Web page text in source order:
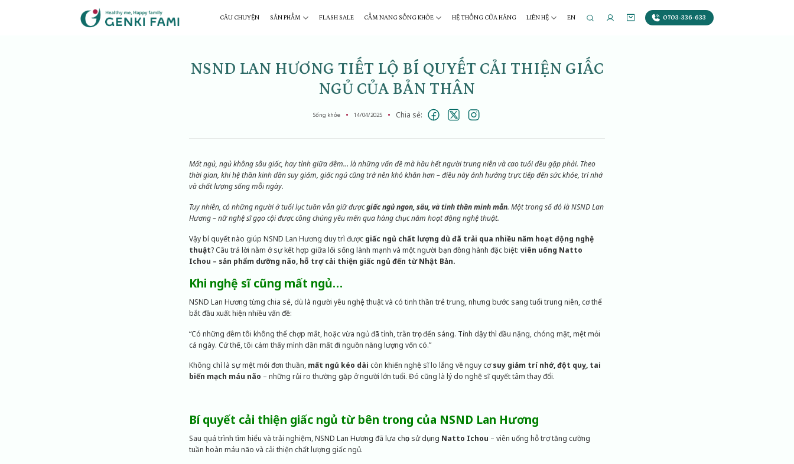
CÂU CHUYỆN SẢN PHẨM FLASH SALE CẨM NANG SỐNG KHỎE HỆ THỐNG CỬA HÀNG LIÊN HỆ EN 0703-336-633
NSND LAN HƯƠNG TIẾT LỘ BÍ QUYẾT CẢI THIỆN GIẤC
NGỦ CỦA BẢN THÂN
Sống khỏe 14/04/2025 Chia sẻ:
Mất ngủ, ngủ không sâu giấc, hay tỉnh giữa đêm… là những vấn đề mà hầu hết người trung niên và cao tuổi đều gặp phải. Theo
thời gian, khi hệ thần kinh dần suy giảm, giấc ngủ cũng trở nên khó khăn hơn – điều này ảnh hưởng trực tiếp đến sức khỏe, trí nhớ
và chất lượng sống mỗi ngày.
Tuy nhiên, có những người ở tuổi lục tuần vẫn giữ đượcgiấc ngủ ngon, sâu, và tinh thần minh mẫn. Một trong số đó là NSND Lan
Hương – nữ nghệ sĩ gạo cội được công chúng yêu mến qua hàng chục năm hoạt động nghệ thuật.
Vậy bí quyết nào giúp NSND Lan Hương duy trì được giấc ngủ chất lượng dù đã trải qua nhiều năm hoạt động nghệ
thuật? Câu trả lời nằm ở sự kết hợp giữa lối sống lành mạnh và một người bạn đồng hành đặc biệt: viên uống Natto
Ichou – sản phẩm dưỡng não, hỗ trợ cải thiện giấc ngủ đến từ Nhật Bản.
Khi nghệ sĩ cũng mất ngủ…
NSND Lan Hương từng chia sẻ, dù là người yêu nghệ thuật và có tinh thần trẻ trung, nhưng bước sang tuổi trung niên, cơ thể
bắt đầu xuất hiện nhiều vấn đề:
“Có những đêm tôi không thể chợp mắt, hoặc vừa ngủ đã tỉnh, trằn trọc đến sáng. Tỉnh dậy thì đầu nặng, chóng mặt, mệt mỏi
cả ngày. Cứ thế, tôi cảm thấy mình dần mất đi nguồn năng lượng vốn có.”
Không chỉ là sự mệt mỏi đơn thuần, mất ngủ kéo dài còn khiến nghệ sĩ lo lắng về nguy cơsuy giảm trí nhớ, đột quỵ, tai
biến mạch máu não – những rủi ro thường gặp ở người lớn tuổi. Đó cũng là lý do nghệ sĩ quyết tâm thay đổi.
Bí quyết cải thiện giấc ngủ từ bên trong của NSND Lan Hương
Sau quá trình tìm hiểu và trải nghiệm, NSND Lan Hương đã lựa chọn sử dụng Natto Ichou – viên uống hỗ trợ tăng cường
tuần hoàn máu não và cải thiện chất lượng giấc ngủ.